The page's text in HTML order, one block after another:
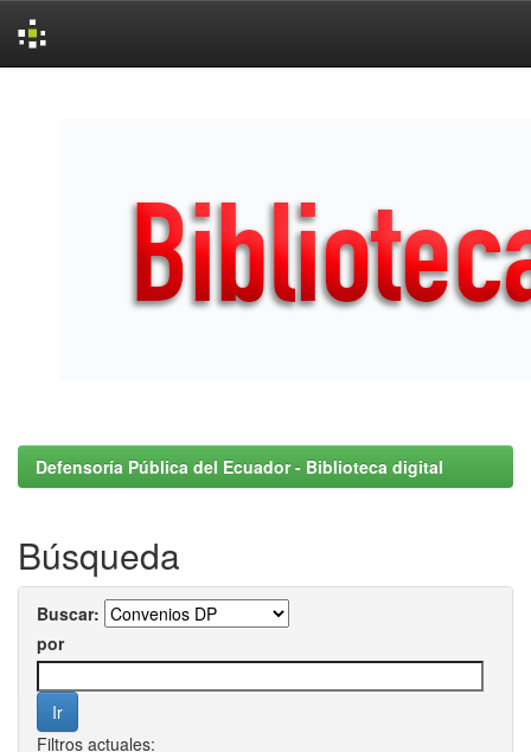
Defensoría Pública del Ecuador - Biblioteca digital
Búsqueda
Buscar:
por
Filtros actuales: